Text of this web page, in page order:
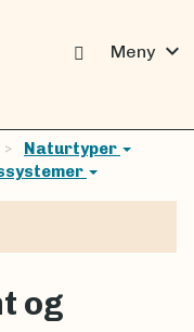
Meny expand_more
Naturtyper
og